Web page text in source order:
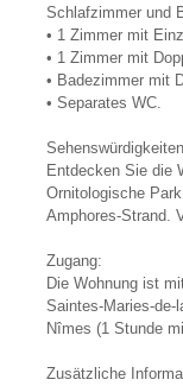
Schlafzimmer und
• 1 Zimmer mit
• 1 Zimmer mit
• Badezimmer mit
• Separates WC.
Entdecken Sie die
Ornitologische
Amphores-Strand.
Zugang:
Die Wohnung ist
Saintes-Maries-de-
Nîmes (1 Stunde
Zusätzliche